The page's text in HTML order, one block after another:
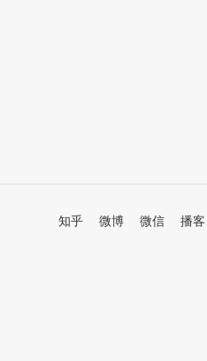
知乎 微博 微信 播客